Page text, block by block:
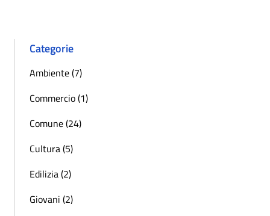
Categorie
Ambiente (7)
Commercio (1)
Comune (24)
Cultura (5)
Edilizia (2)
Giovani (2)